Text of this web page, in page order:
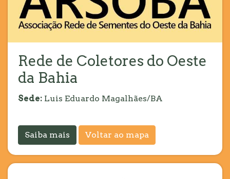
Rede de Coletores do Oeste
da Bahia
Sede: Luis Eduardo Magalhães/BA
Saiba mais Voltar ao mapa